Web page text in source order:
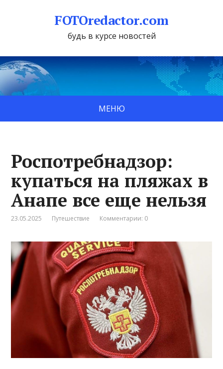
FOTOredactor.com
будь в курсе новостей
МЕНЮ
Роспотребнадзор:
купаться на пляжах в
Анапе все еще нельзя
23.05.2025 Путешествие Комментарии: 0